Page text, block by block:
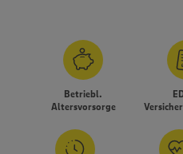
Betriebl.
Altersvorsorge